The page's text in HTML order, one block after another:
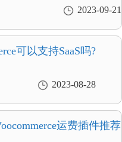
2023-09-21
可以支持SaaS吗?
2023-08-28
运费插件推荐